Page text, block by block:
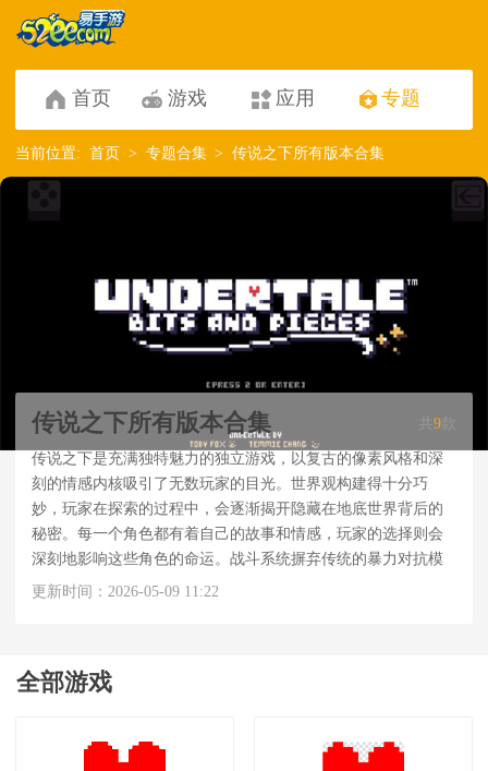
首页 游戏 应用 专题
当前位置: 首页 专题合集 传说之下所有版本合集
传说之下所有版本合集 9款
传说之下是充满独特魅力的独立游戏，以复古的像素风格和深
刻的情感内核吸引了无数玩家的目光。世界观构建得十分巧
妙，玩家在探索的过程中，会逐渐揭开隐藏在地底世界背后的
秘密。每一个角色都有着自己的故事和情感，玩家的选择则会
深刻地影响这些角色的命运。战斗系统摒弃传统的暴力对抗模
式，引入非战斗选项。玩家可以通过对话、礼物等方式来感化
更新时间：2026-05-09 11:22
全部游戏